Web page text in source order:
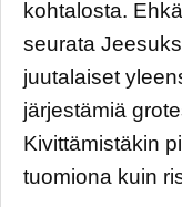
kohtalosta.
seurata
juutalaiset
järjestämiä
Kivittämistäkin
tuomiona kuin